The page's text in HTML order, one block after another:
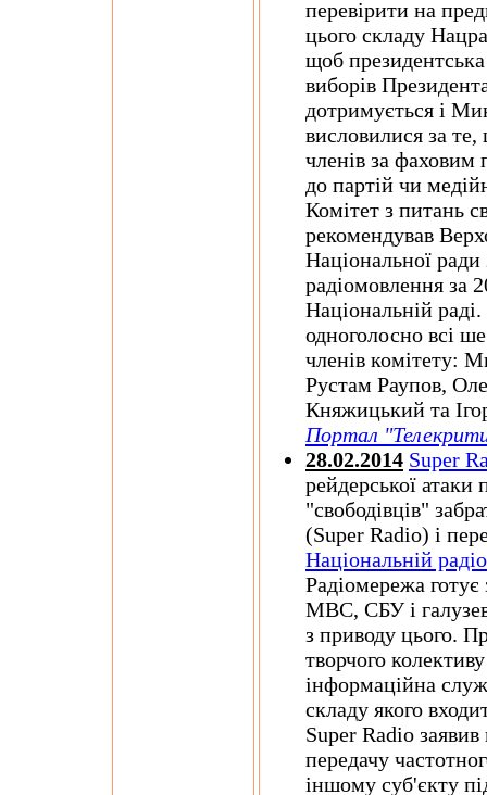
перевірити на
цього складу
щоб президентська
виборів
дотримується і
висловилися за
членів за
до партій чи
Комітет з питань
рекомендував
Національної ради
радіомовлення за
Національній
одноголосно всі
членів комітету:
Рустам Раупов,
Княжицький та
Портал
28.02.2014 Super
рейдерської атаки
"свободівців"
(Super Radio) і
Національній
Радіомережа
МВС, СБУ і
з приводу цього.
творчого
інформаційна
складу якого
Super Radio
передачу
іншому суб'єкту